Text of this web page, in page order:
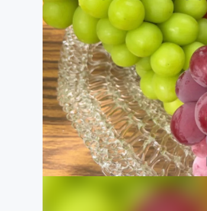
ビジネス・起業
まちづくり・地域活性化